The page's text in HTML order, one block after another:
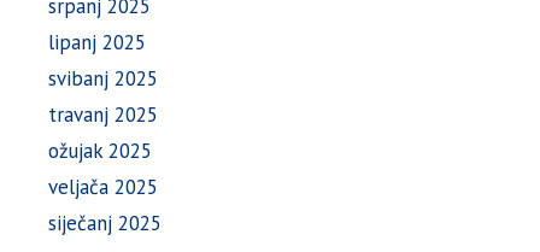
srpanj 2025
lipanj 2025
svibanj 2025
travanj 2025
ožujak 2025
veljača 2025
siječanj 2025